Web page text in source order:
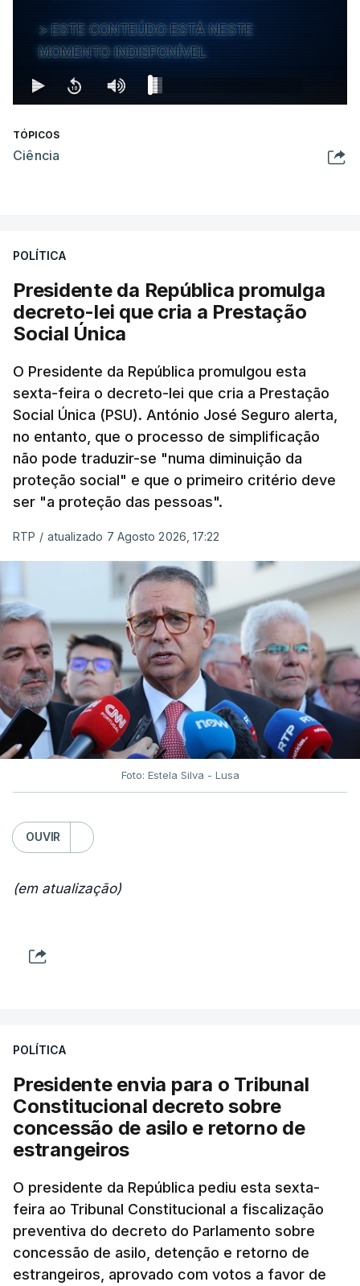
ESTE CONTEÚDO ESTÁ NESTE
MOMENTO INDISPONÍVEL
TÓPICOS
Ciência
POLÍTICA
Presidente da República promulga
decreto-lei que cria a Prestação
Social Única
O Presidente da República promulgou esta
sexta-feira o decreto-lei que cria a Prestação
Social Única (PSU). António José Seguro alerta,
no entanto, que o processo de simplificação
não pode traduzir-se "numa diminuição da
proteção social" e que o primeiro critério deve
ser "a proteção das pessoas".
RTP / atualizado 7 Agosto 2026, 17:22
Foto: Estela Silva - Lusa
OUVIR
(em atualização)
POLÍTICA
Presidente envia para o Tribunal
Constitucional decreto sobre
concessão de asilo e retorno de
estrangeiros
O presidente da República pediu esta sexta-
feira ao Tribunal Constitucional a fiscalização
preventiva do decreto do Parlamento sobre
concessão de asilo, detenção e retorno de
estrangeiros, aprovado com votos a favor de